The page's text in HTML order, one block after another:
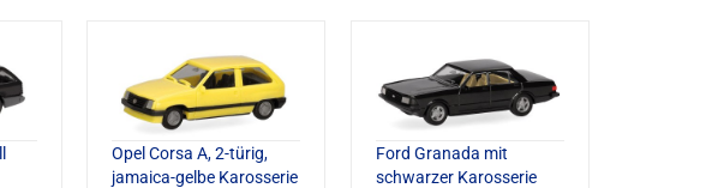
Opel Corsa A, 2-türig,
jamaica-gelbe Karosserie
Ford Granada mit
schwarzer Karosserie